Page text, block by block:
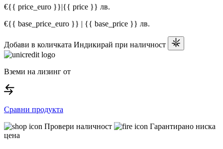
€{{ price_euro }}|{{ price }} лв.
€{{ base_price_euro }} | {{ base_price }} лв.
Добави в количката Индикирай при наличност
Вземи на лизинг от
Сравни продукта
Провери наличност
Гарантирано ниска
цена